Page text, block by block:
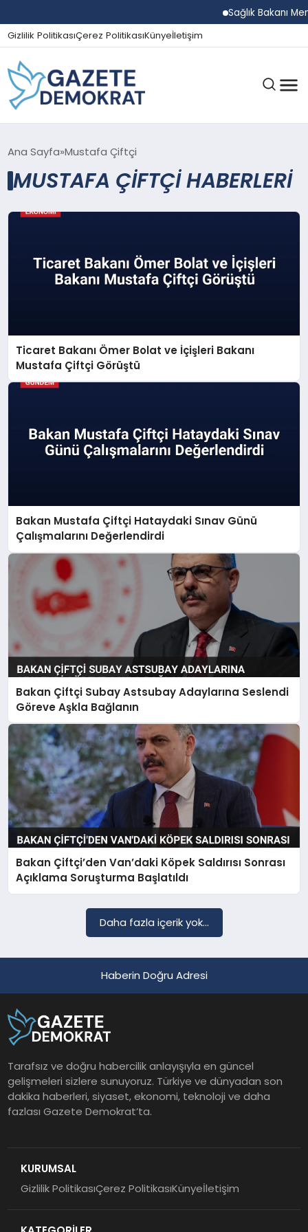
Sağlık Bakanı
Gizlilik PolitikasıÇerez PolitikasıKünyeİletişim
GÜNDEM
SAĞLIK
DÜNYA
YAŞAM
Ana Sayfa Mustafa Çiftçi
MUSTAFA ÇIFTÇI HABERLERI
Ticaret Bakanı Ömer Bolat ve İçişleri Bakanı
Mustafa Çiftçi Görüştü
Bakan Mustafa Çiftçi Hataydaki Sınav Günü
Çalışmalarını Değerlendirdi
Bakan Çiftçi Subay Astsubay Adaylarına Seslendi
Göreve Aşkla Bağlanın
Bakan Çiftçi’den Van’daki Köpek Saldırısı Sonrası
Açıklama Soruşturma Başlatıldı
Daha fazla içerik yok...
Haberin Doğru Adresi
Tarafsız ve doğru habercilik anlayışıyla en güncel
gelişmeleri sizlere sunuyoruz. Türkiye ve dünyadan son
dakika haberleri, siyaset, ekonomi, teknoloji ve daha
fazlası Gazete Demokrat’ta.
KURUMSAL
Gizlilik PolitikasıÇerez PolitikasıKünyeİletişim